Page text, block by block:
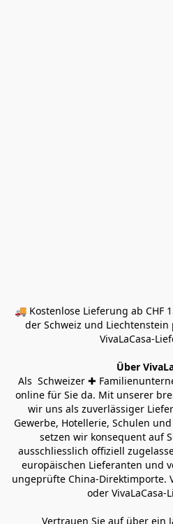
🚚 Kostenlose Lieferung ab CHF
der Schweiz und Liechtenstein
VivaLaCasa-
Über
Als  Schweizer ✚
online für Sie da. Mit unserer
wir uns als zuverlässiger
Gewerbe, Hotellerie, Schulen
setzen wir konsequent auf
ausschliesslich offiziell
europäischen Lieferanten und
ungeprüfte China-Direktimporte.
oder VivaLaCasa-
Vertrauen Sie auf über ein